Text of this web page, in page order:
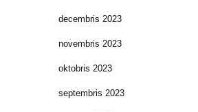
decembris 2023
novembris 2023
oktobris 2023
septembris 2023